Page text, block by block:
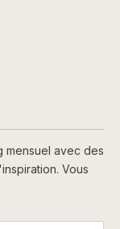
mensuel avec des
Vous